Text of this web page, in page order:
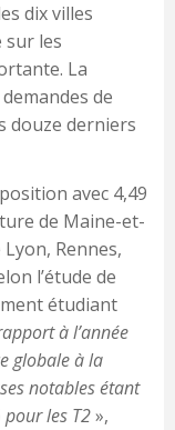
dix villes
sur les
La
de
douze derniers
avec 4,49
de Maine-et-
Rennes,
l’étude de
étudiant
à l’année
globale à la
notables étant
les T2»,